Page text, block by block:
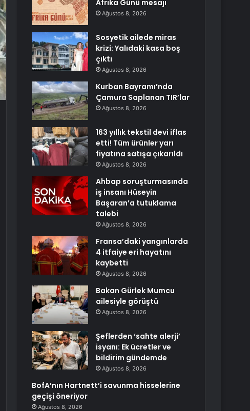
Afrika Günü mesajı
Ağustos 8, 2026
Sosyetik ailede miras
krizi: Yalıdaki kasa boş
çıktı
Ağustos 8, 2026
Kurban Bayramı’nda
Çamura Saplanan TIR’lar
Ağustos 8, 2026
163 yıllık tekstil devi iflas
etti! Tüm ürünler yarı
fiyatına satışa çıkarıldı
Ağustos 8, 2026
Ahbap soruşturmasında
iş insanı Hüseyin
Başaran’a tutuklama
talebi
Ağustos 8, 2026
Fransa’daki yangınlarda
4 itfaiye eri hayatını
kaybetti
Ağustos 8, 2026
Bakan Gürlek Mumcu
ailesiyle görüştü
Ağustos 8, 2026
Şeflerden ‘sahte alerji’
isyanı: Ek ücretler ve
bildirim gündemde
Ağustos 8, 2026
BofA’nın Hartnett’i savunma hisselerine
geçişi öneriyor
Ağustos 8, 2026